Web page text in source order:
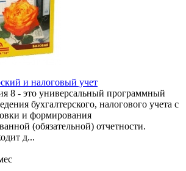
и налоговый учет
8 - это универсальный программный
бухгалтерского, налогового учета с
и формирования
(обязательной) отчетности.
д...